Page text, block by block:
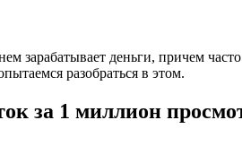
зарабатывает деньги, причем
разобраться в этом.
за 1 миллион